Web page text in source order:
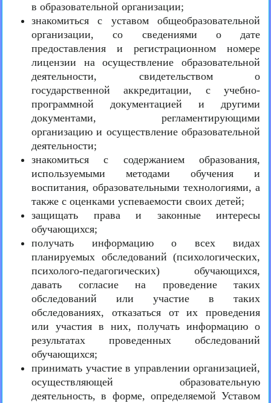
в образовательной организации;
знакомиться с уставом общеобразовательной
организации, со сведениями о дате
предоставления и регистрационном номере
лицензии на осуществление образовательной
деятельности, свидетельством о
государственной аккредитации, с учебно-
программной документацией и другими
документами, регламентирующими
организацию и осуществление образовательной
деятельности;
знакомиться с содержанием образования,
используемыми методами обучения и
воспитания, образовательными технологиями, а
также с оценками успеваемости своих детей;
защищать права и законные интересы
обучающихся;
получать информацию о всех видах
планируемых обследований (психологических,
психолого-педагогических) обучающихся,
давать согласие на проведение таких
обследований или участие в таких
обследованиях, отказаться от их проведения
или участия в них, получать информацию о
результатах проведенных обследований
обучающихся;
принимать участие в управлении организацией,
осуществляющей образовательную
деятельность, в форме, определяемой Уставом